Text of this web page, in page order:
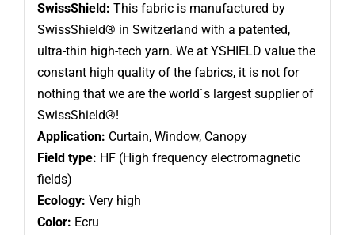
SwissShield: This fabric is manufactured by
SwissShield® in Switzerland with a patented,
ultra-thin high-tech yarn. We at YSHIELD value the
constant high quality of the fabrics, it is not for
nothing that we are the world´s largest supplier of
SwissShield®!
Application: Curtain, Window, Canopy
Field type: HF (High frequency electromagnetic
fields)
Ecology: Very high
Color: Ecru